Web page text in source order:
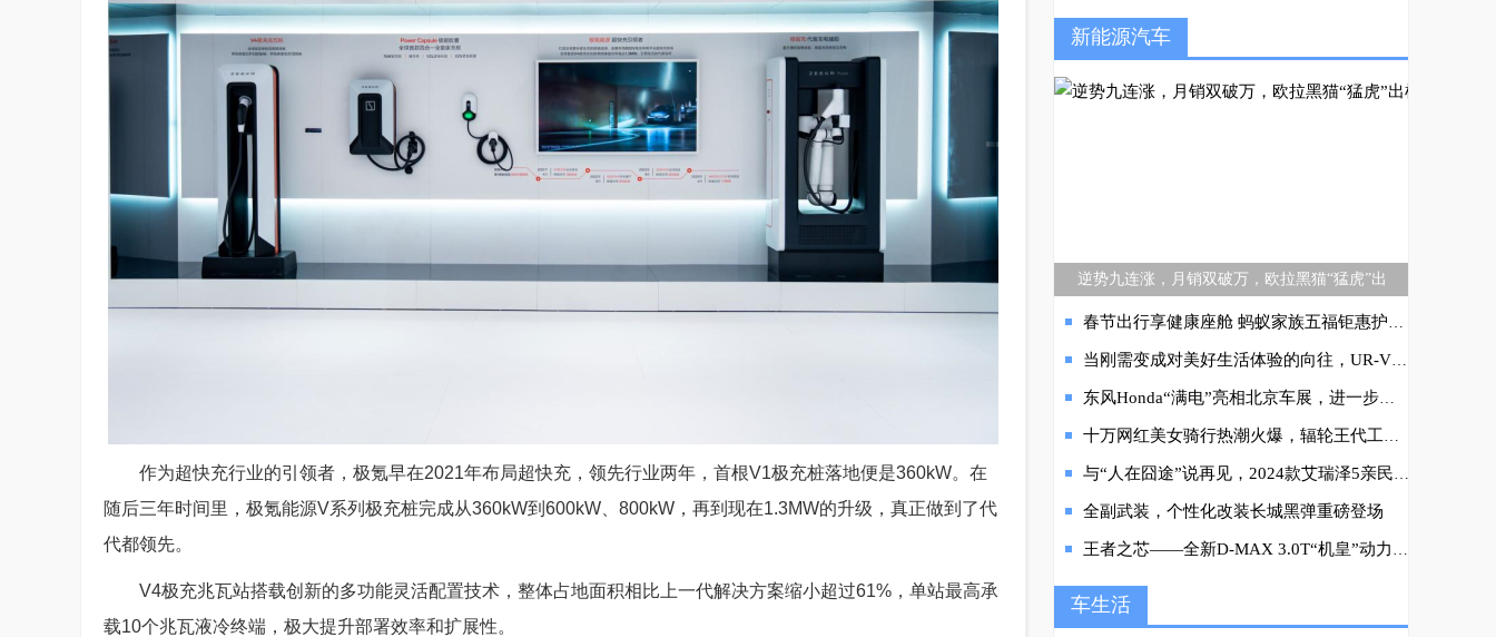
作为超快充行业的引领者，极氪早在2021年布局超快充，领先行业两年，首根V1极充桩落地便是360kW。在
随后三年时间里，极氪能源V系列极充桩完成从360kW到600kW、800kW，再到现在1.3MW的升级，真正做到了代
代都领先。
V4极充兆瓦站搭载创新的多功能灵活配置技术，整体占地面积相比上一代解决方案缩小超过61%，单站最高承
载10个兆瓦液冷终端，极大提升部署效率和扩展性。
新能源汽车
逆势九连涨，月销双破万，欧拉黑猫“猛虎”出
春节出行享健康座舱 蚂蚁家族五福钜惠护航新春
当刚需变成对美好生活体验的向往，UR-V终于种草了新中产
东风Honda“满电”亮相北京车展，进一步加快电动化转型
十万网红美女骑行热潮火爆，辐轮王代工生产爱马仕自行车怎么样？
与“人在囧途”说再见，2024款艾瑞泽5亲民价4.99万起，还有置换补贴1万元
全副武装，个性化改装长城黑弹重磅登场
王者之芯——全新D-MAX 3.0T“机皇”动力的炼成之道
车生活